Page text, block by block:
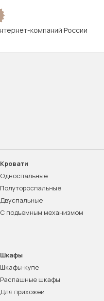
компаний России
Кровати
Односпальные
Полутороспальные
Двуспальные
С подъемным механизмом
Шкафы
Шкафы-купе
Распашные шкафы
Для прихожей